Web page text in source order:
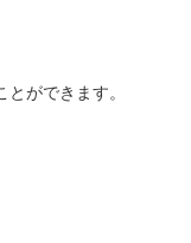
ができます。